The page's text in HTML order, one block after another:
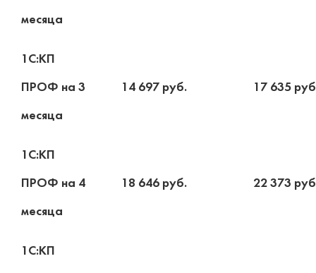
месяца
1С:КП
ПРОФ на 3
месяца
14 697 руб. 17 635
1С:КП
ПРОФ на 4
месяца
18 646 руб. 22 373
1С:КП